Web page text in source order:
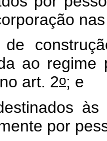
ao regime
art. 2o; e
por